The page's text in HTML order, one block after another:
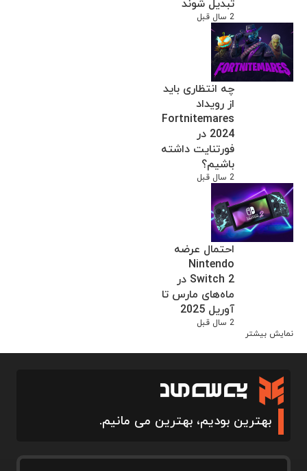
تبدیل شوند
2 سال قبل
چه انتظاری باید
از رویداد
Fortnitemares
2024 در
فورتنایت داشته
باشیم؟
2 سال قبل
احتمال عرضه
Nintendo
Switch 2 در
ماه‌های مارس تا
آوریل 2025
2 سال قبل
نمایش بیشتر
بهترین بودیم، بهترین می مانیم.